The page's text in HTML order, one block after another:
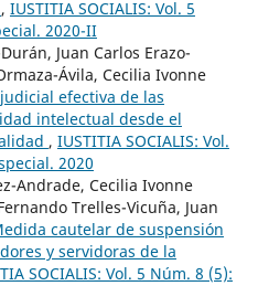
, IUSTITIA SOCIALIS: Vol. 5
2020-II
Juan Carlos Erazo-
Ávila, Cecilia Ivonne
efectiva de las
intelectual desde el
, IUSTITIA SOCIALIS: Vol.
2020
Andrade, Cecilia Ivonne
Trelles-Vicuña, Juan
cautelar de suspensión
y servidoras de la
SOCIALIS: Vol. 5 Núm. 8 (5):